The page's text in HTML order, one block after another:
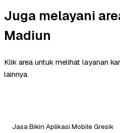
Juga melayani
Madiun
Klik area untuk melihat layanan
lainnya.
Jasa Bikin Aplikasi Mobile Gresik